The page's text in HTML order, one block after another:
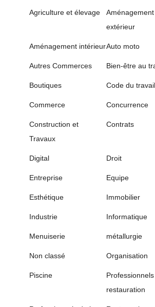
Agriculture et élevage
Aménagement
extérieur
Aménagement intérieurAuto moto
Autres Commerces Bien-être au
Boutiques Code du travail
Commerce Concurrence
Construction et
Travaux
Contrats
Digital Droit
Entreprise Equipe
Esthétique Immobilier
Industrie Informatique
Menuiserie métallurgie
Non classé Organisation
Piscine
restauration